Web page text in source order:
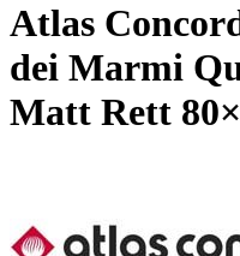
Atlas
dei Marmi
Matt Rett